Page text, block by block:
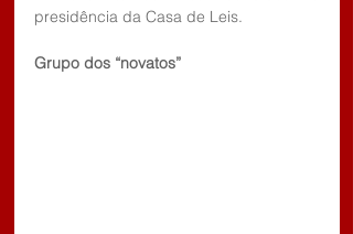
presidência da Casa de Leis.
Grupo dos “novatos”